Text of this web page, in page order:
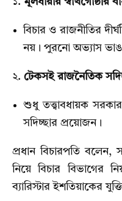
বিচার ও রাজনীতির
নয়। পুরনো অভ্যাস
২. টেকসই রাজনৈতিক
শুধু তত্ত্বাবধায়ক
সদিচ্ছার প্রয়োজন।
প্রধান বিচারপতি
নিয়ে বিচার বিভাগের
ব্যারিস্টার ইশতিয়াকের